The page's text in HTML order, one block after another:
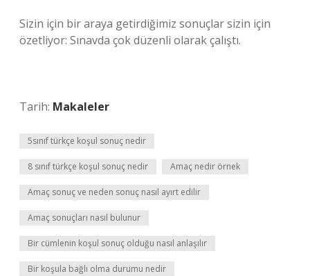
Sizin için bir araya getirdiğimiz sonuçlar sizin için
özetliyor: Sınavda çok düzenli olarak çalıştı.
Tarih: Makaleler
5sınıf türkçe koşul sonuç nedir
8 sınıf türkçe koşul sonuç nedir Amaç nedir örnek
Amaç sonuç ve neden sonuç nasıl ayırt edilir
Amaç sonuçları nasıl bulunur
Bir cümlenin koşul sonuç olduğu nasıl anlaşılır
Bir koşula bağlı olma durumu nedir